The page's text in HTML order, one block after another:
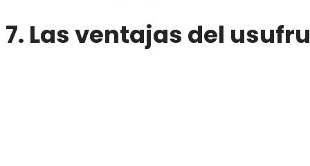
7. Las ventajas del